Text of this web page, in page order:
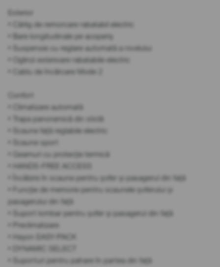
Exterior
• Cârlig de remorcare rabatabil electric
• Bare longitudinale pe acoperiș
• Suspensie cu reglare automată a nivelului
• Oglinzi exterioare rabatabile electric
• Cablu de încărcare Mode 2
Confort
• Climatizare automată
• Trapa panoramică din sticlă
• Scaune față reglabile electric
• Scaune sport
• Geamuri cu protecție termică
• HANDS-FREE ACCESS
• Încălzire în scaune pentru șofer și pasagerul din față
• Funcție de memorie pentru scaunele șoferului și
pasagerului din față
• Suport lombar pentru șofer și pasagerul din față
• Preclimatizare
• Hayon EASY-PACK
• DYNAMIC SELECT
• Suporturi pentru pahare în partea din față